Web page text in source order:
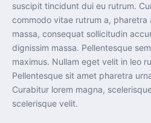
suscipit tincidunt dui eu rutrum.
commodo vitae rutrum a, pharetra
massa, consequat sollicitudin
dignissim massa. Pellentesque
maximus. Nullam eget velit in leo
Pellentesque sit amet pharetra
Curabitur lorem magna,
scelerisque velit.